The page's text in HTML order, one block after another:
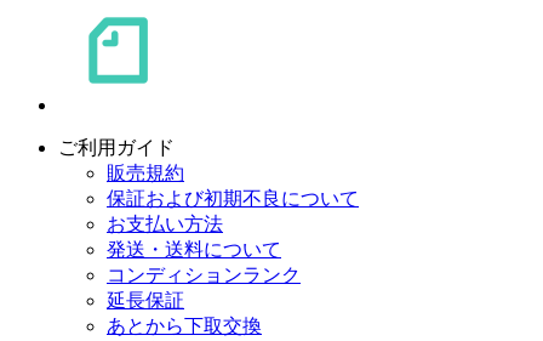
ご利用ガイド
販売規約
保証および初期不良について
お支払い方法
発送・送料について
コンディションランク
延長保証
あとから下取交換